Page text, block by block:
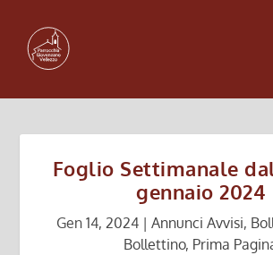
Foglio Settimanale dal
gennaio 2024
Gen 14, 2024| Annunci Avvisi,
Bollettino, Prima